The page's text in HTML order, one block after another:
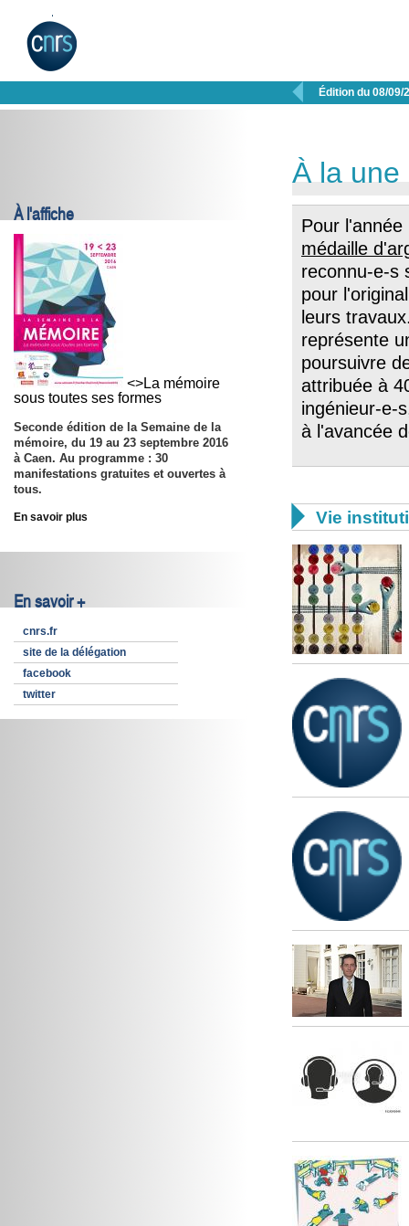
 Édition du 08/09/
À l'affiche
<>La mémoire
sous toutes ses formes
Seconde édition de la Semaine de la
mémoire, du 19 au 23 septembre 2016
à Caen. Au programme : 30
manifestations gratuites et ouvertes à
tous.
En savoir plus
En savoir +
cnrs.fr
site de la délégation
facebook
twitter
À la une
Pour
médaille
reconnu-e-s
pour
leurs
représente
poursuivre
attribuée à
ingénieur-e-
à l'avancée
 Vie